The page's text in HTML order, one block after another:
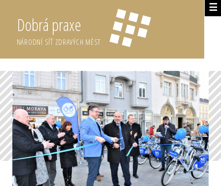
☰
Dobrá praxe
NÁRODNÍ SÍŤ ZDRAVÝCH MĚST